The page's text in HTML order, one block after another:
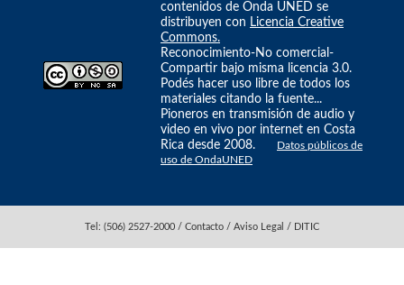
contenidos de Onda UNED se
distribuyen con Licencia Creative
Commons.
Reconocimiento-No comercial-
Compartir bajo misma licencia 3.0.
Podés hacer uso libre de todos los
materiales citando la fuente...
Pioneros en transmisión de audio y
video en vivo por internet en Costa
Rica desde 2008.
Datos públicos de
uso de OndaUNED
Tel: (506) 2527-2000 / Contacto / Aviso Legal / DITIC